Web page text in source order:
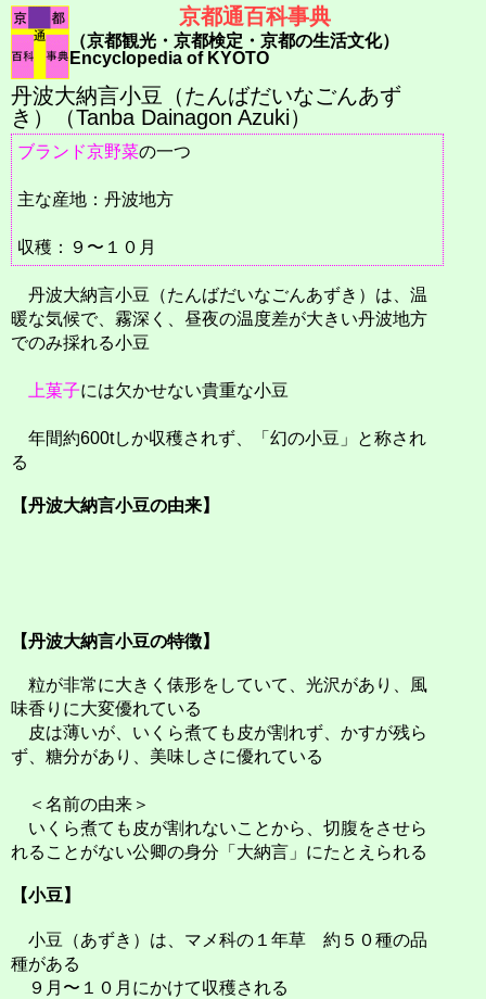
京都通百科事典
（京都観光・京都検定・京都の生活文化）
Encyclopedia of KYOTO
丹波大納言小豆（たんばだいなごんあず
き）（Tanba Dainagon Azuki）
ブランド京野菜の一つ
主な産地：丹波地方
収穫：９〜１０月
丹波大納言小豆（たんばだいなごんあずき）は、温
暖な気候で、霧深く、昼夜の温度差が大きい丹波地方
でのみ採れる小豆
上菓子には欠かせない貴重な小豆
年間約600tしか収穫されず、「幻の小豆」と称され
る
【丹波大納言小豆の由来】
【丹波大納言小豆の特徴】
粒が非常に大きく俵形をしていて、光沢があり、風
味香りに大変優れている
皮は薄いが、いくら煮ても皮が割れず、かすが残ら
ず、糖分があり、美味しさに優れている
＜名前の由来＞
いくら煮ても皮が割れないことから、切腹をさせら
れることがない公卿の身分「大納言」にたとえられる
【小豆】
小豆（あずき）は、マメ科の１年草 約５０種の品
種がある
９月〜１０月にかけて収穫される